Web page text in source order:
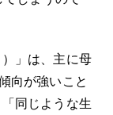
」は、主に母
向が強いこと
同じような生